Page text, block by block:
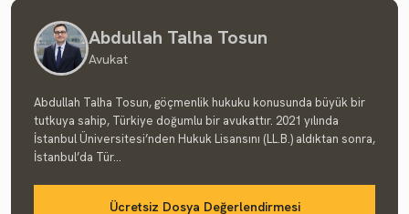
Abdullah Talha Tosun
Avukat
Abdullah Talha Tosun, göçmenlik hukuku konusunda büyük bir
tutkuya sahip, Türkiye doğumlu bir avukattır. 2021 yılında
İstanbul Üniversitesi’nden Hukuk Lisansını (LL.B.) aldıktan sonra,
İstanbul’da Tür...
Ücretsiz Dosya Değerlendirmesi